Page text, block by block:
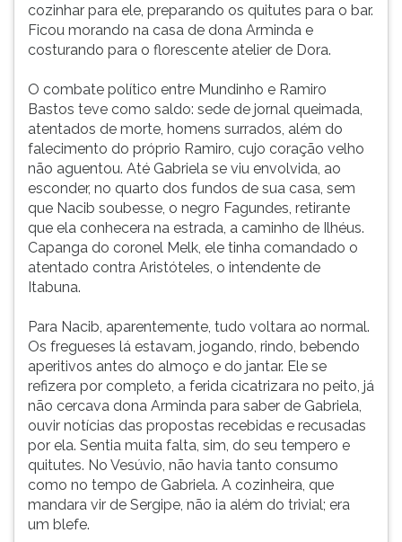
cozinhar para ele, preparando os quitutes para o bar.
Ficou morando na casa de dona Arminda e
costurando para o florescente atelier de Dora.
O combate político entre Mundinho e Ramiro
Bastos teve como saldo: sede de jornal queimada,
atentados de morte, homens surrados, além do
falecimento do próprio Ramiro, cujo coração velho
não aguentou. Até Gabriela se viu envolvida, ao
esconder, no quarto dos fundos de sua casa, sem
que Nacib soubesse, o negro Fagundes, retirante
que ela conhecera na estrada, a caminho de Ilhéus.
Capanga do coronel Melk, ele tinha comandado o
atentado contra Aristóteles, o intendente de
Itabuna.
Para Nacib, aparentemente, tudo voltara ao normal.
Os fregueses lá estavam, jogando, rindo, bebendo
aperitivos antes do almoço e do jantar. Ele se
refizera por completo, a ferida cicatrizara no peito, já
não cercava dona Arminda para saber de Gabriela,
ouvir notícias das propostas recebidas e recusadas
por ela. Sentia muita falta, sim, do seu tempero e
quitutes. No Vesúvio, não havia tanto consumo
como no tempo de Gabriela. A cozinheira, que
mandara vir de Sergipe, não ia além do trivial; era
um blefe.